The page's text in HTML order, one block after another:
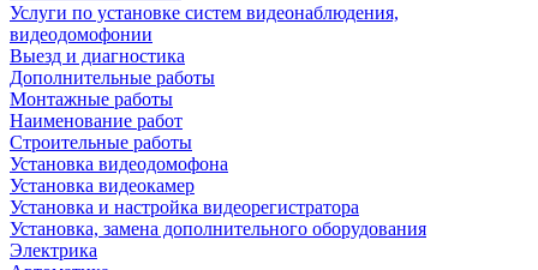
Услуги по установке систем видеонаблюдения,
видеодомофонии
Выезд и диагностика
Дополнительные работы
Монтажные работы
Наименование работ
Строительные работы
Установка видеодомофона
Установка видеокамер
Установка и настройка видеорегистратора
Установка, замена дополнительного оборудования
Электрика